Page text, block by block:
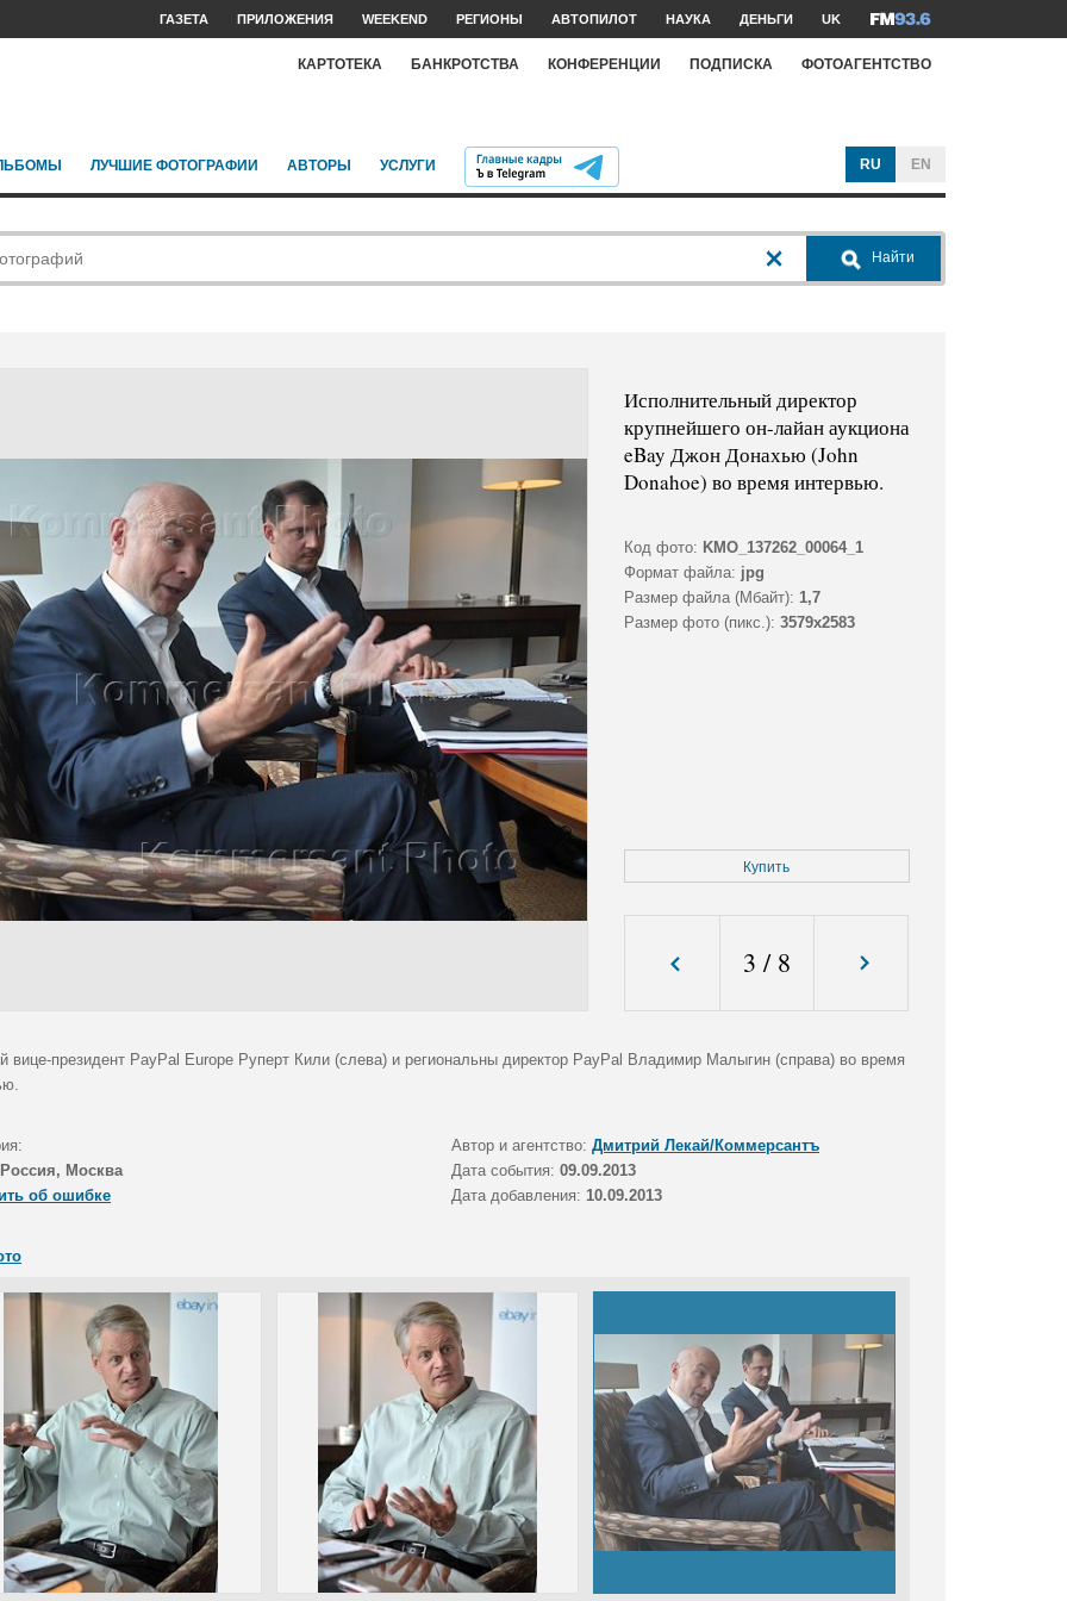
ГАЗЕТА ПРИЛОЖЕНИЯ WEEKEND РЕГИОНЫ АВТОПИЛОТ НАУКА ДЕНЬГИ UK
КАРТОТЕКА БАНКРОТСТВА КОНФЕРЕНЦИИ ПОДПИСКА ФОТОАГЕНТСТВО
ЛУЧШИЕ ФОТОГРАФИИ АВТОРЫ УСЛУГИ RU EN
Найти
Исполнительный директор
крупнейшего он-лайан аукциона
eBay Джон Донахью (John
Donahoe) во время интервью.
Код фото: KMO_137262_00064_1
Формат файла: jpg
Размер файла (Мбайт): 1,7
Размер фото (пикс.): 3579x2583
Купить
3 / 8
вице-президент PayPal Europe Руперт Кили (слева) и региональны директор PayPal Владимир Малыгин (справа) во время
Автор и агентство: Дмитрий Лекай/Коммерсантъ
Россия, Москва Дата события: 09.09.2013
об ошибке
Дата добавления: 10.09.2013